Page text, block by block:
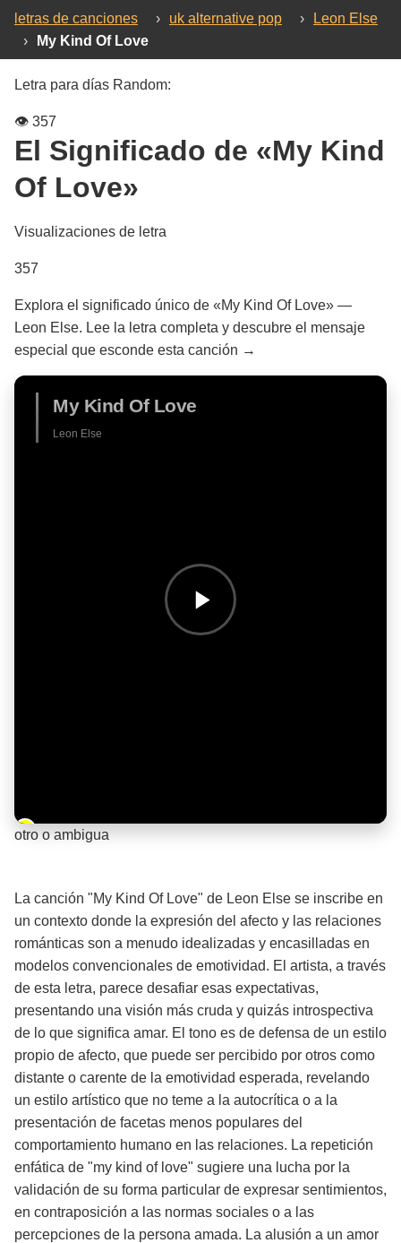
letras de canciones › uk alternative pop ›
Leon Else
›
My Kind Of Love
Letra para días Random:
👁️ 357
El Significado de «My Kind
Of Love»
Visualizaciones de letra
357
Explora el significado único de «My Kind Of Love» —
Leon Else. Lee la letra completa y descubre el mensaje
especial que esconde esta canción →
My Kind Of Love
Leon Else
Barra de progreso de la reproducción
otro o ambigua
La canción "My Kind Of Love" de Leon Else se inscribe en
un contexto donde la expresión del afecto y las relaciones
románticas son a menudo idealizadas y encasilladas en
modelos convencionales de emotividad. El artista, a través
de esta letra, parece desafiar esas expectativas,
presentando una visión más cruda y quizás introspectiva
de lo que significa amar. El tono es de defensa de un estilo
propio de afecto, que puede ser percibido por otros como
distante o carente de la emotividad esperada, revelando
un estilo artístico que no teme a la autocrítica o a la
presentación de facetas menos populares del
comportamiento humano en las relaciones. La repetición
enfática de "my kind of love" sugiere una lucha por la
validación de su forma particular de expresar sentimientos,
en contraposición a las normas sociales o a las
percepciones de la persona amada. La alusión a un amor